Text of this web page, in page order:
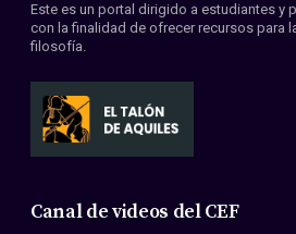
Este es un portal dirigido a estudiantes y
con la finalidad de ofrecer recursos para
filosofía.
Canal de videos del CEF